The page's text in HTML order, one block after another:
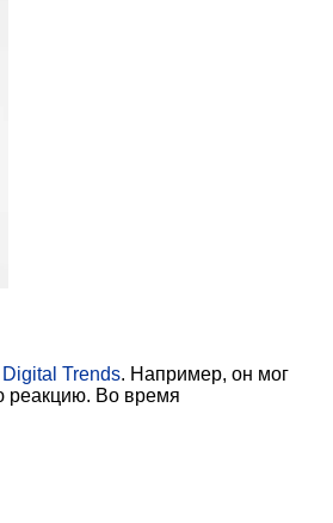
Digital Trends. Например, он мог
реакцию. Во время